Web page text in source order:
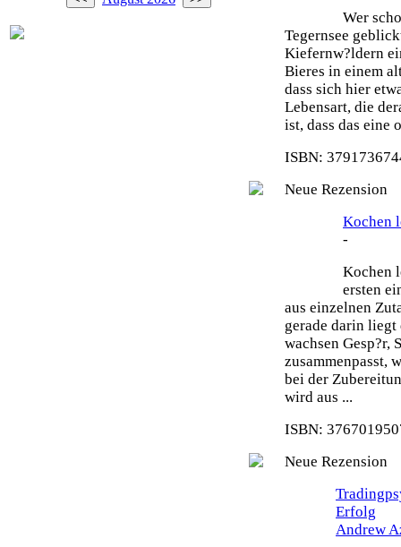
Wer
Tegernsee
Kiefernw?ldern
Bieres in einem
dass sich hier
Lebensart, die
ist, dass das eine
ISBN:
Neue Rezension
Kochen
-
Kochen
ersten
aus einzelnen
gerade darin
wachsen Gesp?r,
zusammenpasst,
bei der
wird aus ...
ISBN:
Neue Rezension
Erfolg
Andrew